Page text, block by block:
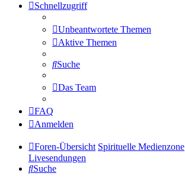
Schnellzugriff
Unbeantwortete Themen
Aktive Themen
Suche
Das Team
FAQ
Anmelden
Foren-Übersicht Spirituelle Medienzone
Livesendungen
Suche